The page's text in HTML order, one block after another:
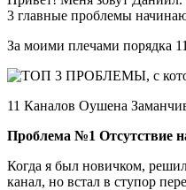
3 главные проблемы
За моими плечами порядка
11 Каналов Оушена
Проблема №1 Отсутствие
Когда я был новичком,
канал, но встал в ступор